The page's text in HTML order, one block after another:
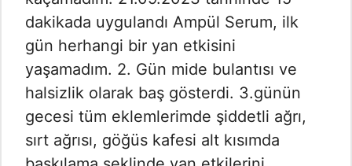
dakikada uygulandı Ampül Serum, ilk
gün herhangi bir yan etkisini
yaşamadım. 2. Gün mide bulantısı ve
halsizlik olarak baş gösterdi. 3.günün
gecesi tüm eklemlerimde şiddetli ağrı,
sırt ağrısı, göğüs kafesi alt kısımda